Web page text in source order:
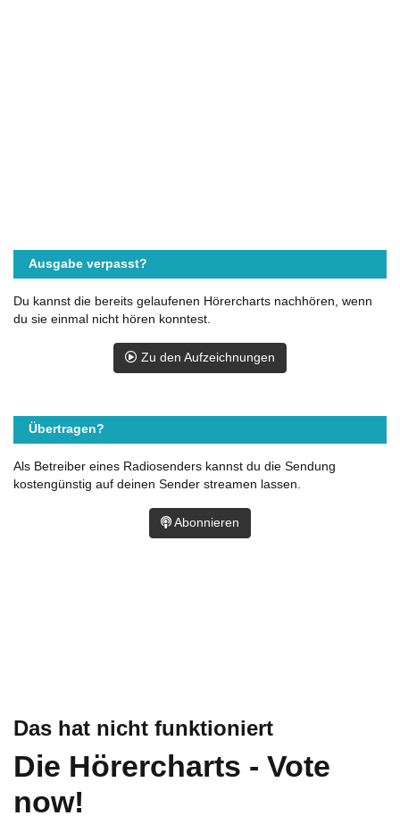
Das hat nicht funktioniert
Die Hörercharts - Vote
now!
Ausgabe verpasst?
Du kannst die bereits gelaufenen Hörercharts nachhören, wenn
du sie einmal nicht hören konntest.
Zu den Aufzeichnungen
Übertragen?
Als Betreiber eines Radiosenders kannst du die Sendung
kostengünstig auf deinen Sender streamen lassen.
Abonnieren